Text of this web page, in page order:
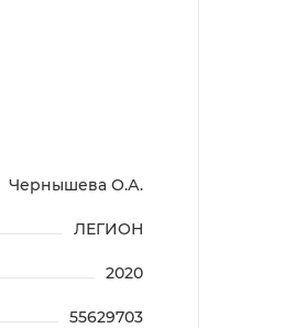
Чернышева О.А.
ЛЕГИОН
2020
55629703